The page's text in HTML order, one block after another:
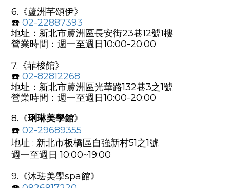
6.《蘆洲芊頌伊》
☎️ 02-22887393
地址：新北市蘆洲區長安街23巷12號1樓
營業時間：週一至週日10:00-20:00
7.《菲梭館》
☎️ 02-82812268
地址：新北市蘆洲區光華路132巷3之1號
營業時間：週一至週日10:00-20:00
8. 《琍琳美學館》
☎️ 02-29689355
地址 : 新北市板橋區自強新村51之1號
週一至週日 10:00~19:00
9. 《沐珐美學spa館》